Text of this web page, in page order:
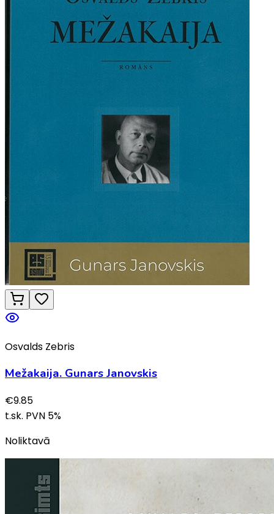
Osvalds Zebris
Mežakaija. Gunars Janovskis
€9.85
t.sk. PVN 5%
Noliktavā